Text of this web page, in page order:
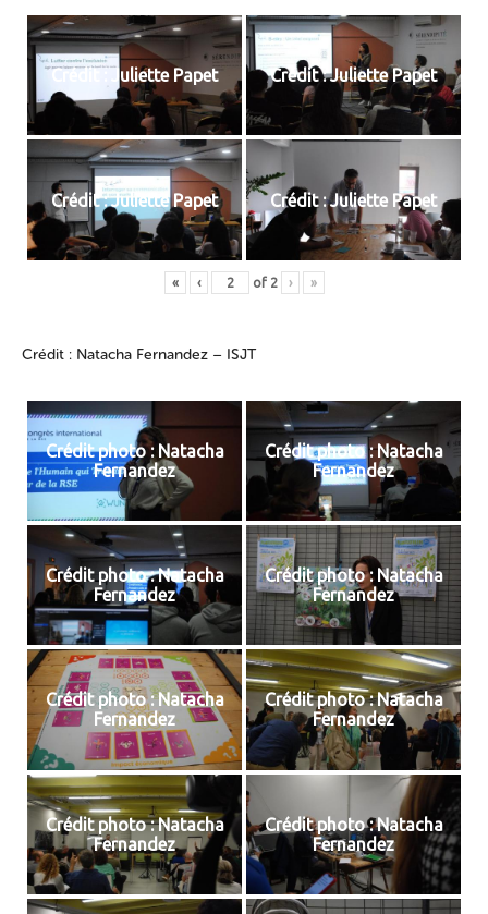
Crédit : Juliette Papet Crédit : Juliette Papet
Crédit : Juliette Papet Crédit : Juliette Papet
« ‹ of 2 › »
Crédit : Natacha Fernandez – ISJT
Crédit photo : Natacha
Fernandez
Crédit photo : Natacha
Fernandez
Crédit photo : Natacha
Fernandez
Crédit photo : Natacha
Fernandez
Crédit photo : Natacha
Fernandez
Crédit photo : Natacha
Fernandez
Crédit photo : Natacha
Fernandez
Crédit photo : Natacha
Fernandez